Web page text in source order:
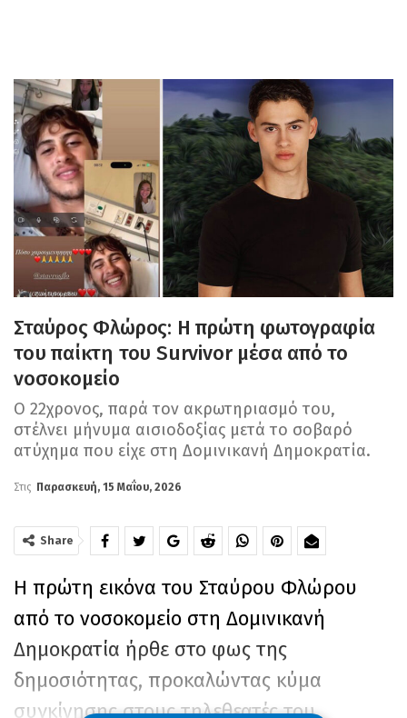
Σταύρος Φλώρος: Η πρώτη φωτογραφία
του παίκτη του Survivor μέσα από το
νοσοκομείο
Ο 22χρονος, παρά τον ακρωτηριασμό του,
στέλνει μήνυμα αισιοδοξίας μετά το σοβαρό
ατύχημα που είχε στη Δομινικανή Δημοκρατία.
Στις Παρασκευή, 15 Μαΐου, 2026
Share
Η πρώτη εικόνα του Σταύρου Φλώρου
από το νοσοκομείο στη Δομινικανή
Δημοκρατία ήρθε στο φως της
δημοσιότητας, προκαλώντας κύμα
συγκίνησης στους τηλεθεατές του